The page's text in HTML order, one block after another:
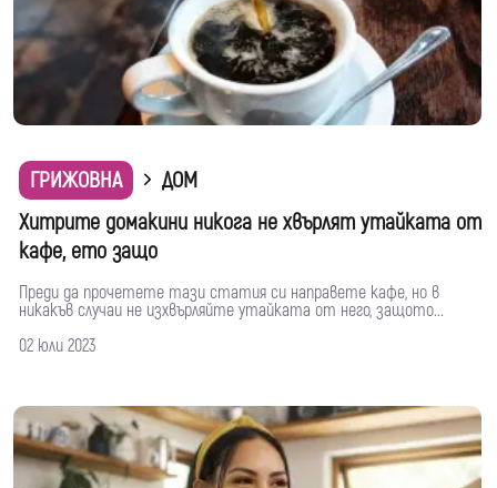
ГРИЖОВНА
ДОМ
Хитрите домакини никога не хвърлят утайката от
кафе, ето защо
Преди да прочетете тази статия си направете кафе, но в
никакъв случаи не изхвърляйте утайката от него, защото...
02 юли 2023